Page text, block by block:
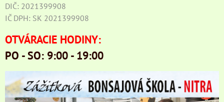
DIČ: 2021399908
IČ DPH: SK 2021399908
OTVÁRACIE HODINY:
PO - SO: 9:00 - 19:00